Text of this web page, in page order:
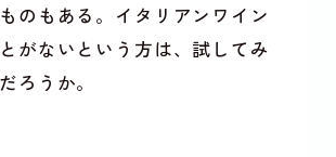
のもある。イタリアンワイン
がないという方は、試してみ
ろうか。